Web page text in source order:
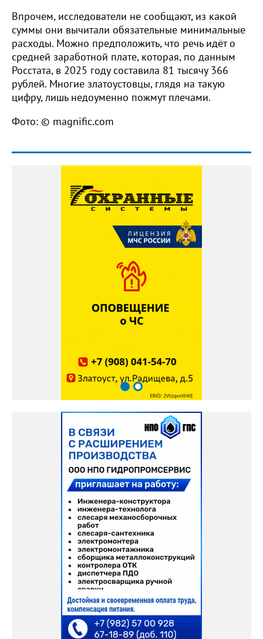
Впрочем, исследователи не сообщают, из какой
суммы они вычитали обязательные минимальные
расходы. Можно предположить, что речь идёт о
средней заработной плате, которая, по данным
Росстата, в 2025 году составила 81 тысячу 366
рублей. Многие златоустовцы, глядя на такую
цифру, лишь недоуменно пожмут плечами.
Фото: © magnific.com